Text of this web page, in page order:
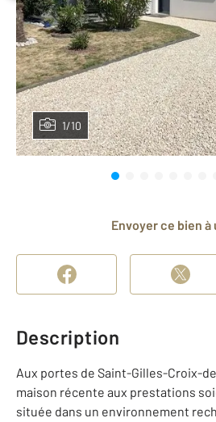
1/10
Envoyer ce bien à
Description
Aux portes de Saint-Gilles-Croix-
maison récente aux prestations
située dans un environnement